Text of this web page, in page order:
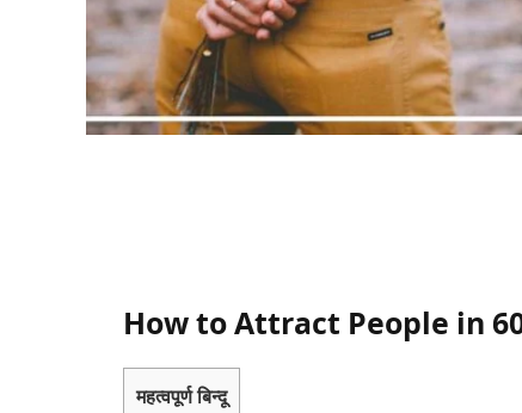
How to Attract People in
महत्वपूर्ण बिन्दू